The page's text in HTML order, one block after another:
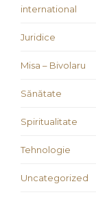
international
Juridice
Misa – Bivolaru
Sănătate
Spiritualitate
Tehnologie
Uncategorized